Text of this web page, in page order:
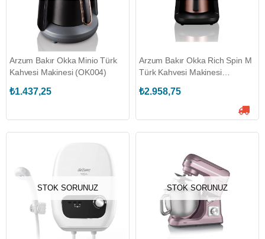
Arzum Bakır Okka Minio Türk
Kahvesi Makinesi (OK004)
₺1.437,25
Arzum Bakır Okka Rich Spin M
Türk Kahvesi Makinesi
₺2.958,75
STOK SORUNUZ STOK SORUNUZ